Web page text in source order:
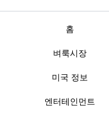
홈
벼룩시장
미국 정보
엔터테인먼트